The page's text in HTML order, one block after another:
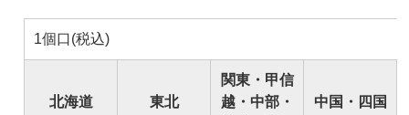
1個口(税込)
北海道 東北
関東・甲信
越・中部・
中国・四国